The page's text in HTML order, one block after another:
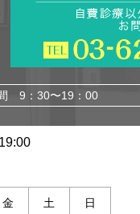
9：30〜19：00
金 土 日